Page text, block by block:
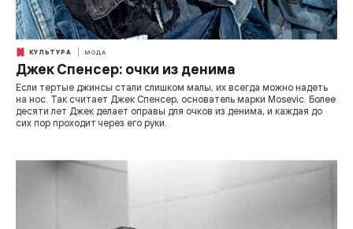
КУЛЬТУРА МОДА
Джек Спенсер: очки из денима
Если тертые джинсы стали слишком малы, их всегда можно надеть
на нос. Так считает Джек Спенсер, основатель марки Mosevic. Более
десяти лет Джек делает оправы для очков из денима, и каждая до
сих пор проходит через его руки.